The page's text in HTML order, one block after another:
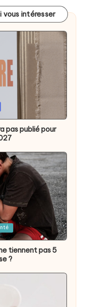
vous intéresser
pas publié pour
tiennent pas 5
?